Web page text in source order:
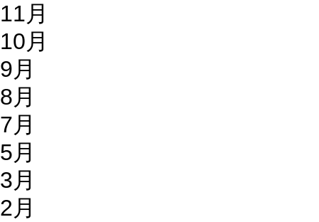
11月
10月
9月
8月
7月
5月
3月
2月